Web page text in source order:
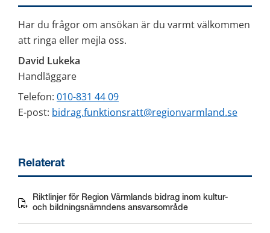
Har du frågor om ansökan är du varmt välkommen
att ringa eller mejla oss.
David Lukeka
Handläggare
Telefon: 010-831 44 09
E-post: bidrag.funktionsratt@regionvarmland.se
Relaterat
Riktlinjer för Region Värmlands bidrag inom kultur-
och bildningsnämndens ansvarsområde
Pdf, 450 kB.